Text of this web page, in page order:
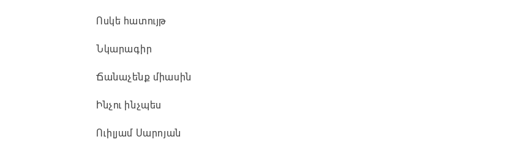
Ոսկե հատույթ
Նկարագիր
Ճանաչենք միասին
Ինչու ինչպես
Ուիլյամ Սարոյան